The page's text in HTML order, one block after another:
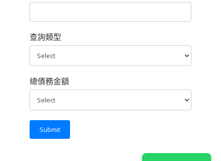
查詢類型
總債務金額
Submit